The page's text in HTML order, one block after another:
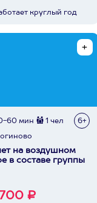
круглый год
60 мин 1 чел 6+
на воздушном
в составе группы
₽